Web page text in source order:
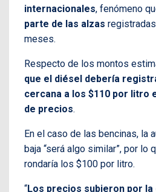
internacionales, fenómeno
parte de las alzas
meses.
Respecto de los montos
que el diésel debería
cercana a los $110 por litro
de precios.
En el caso de las bencinas, la
baja “será algo similar”, por lo
rondaría los $100 por litro.
“Los precios subieron por